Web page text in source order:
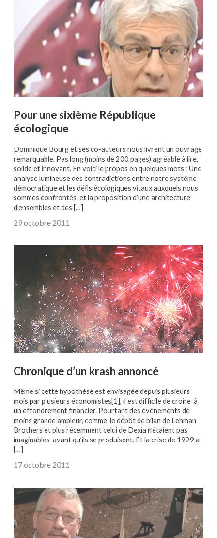
Pour une sixième République
écologique
Dominique Bourg et ses co-auteurs nous livrent un ouvrage
remarquable. Pas long (moins de 200 pages) agréable à lire,
solide et innovant. En voici le propos en quelques mots : Une
analyse lumineuse des contradictions entre notre système
démocratique et les défis écologiques vitaux auxquels nous
sommes confrontés, et la proposition d’une architecture
d’ensembles et des […]
29 octobre 2011
Chronique d’un krash annoncé
Même si cette hypothèse est envisagée depuis plusieurs
mois par plusieurs économistes[1], il est difficile de croire à
un effondrement financier. Pourtant des événements de
moins grande ampleur, comme le dépôt de bilan de Lehman
Brothers et plus récemment celui de Dexia n’étaient pas
imaginables avant qu’ils se produisent. Et la crise de 1929 a
[…]
17 octobre 2011